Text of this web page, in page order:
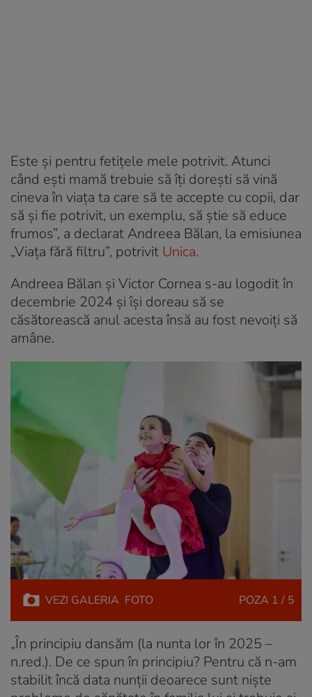
Este și pentru fetițele mele potrivit. Atunci
când ești mamă trebuie să îți dorești să vină
cineva în viața ta care să te accepte cu copii, dar
să și fie potrivit, un exemplu, să știe să educe
frumos”, a declarat Andreea Bălan, la emisiunea
„Viața fără filtru”, potrivit Unica.
Andreea Bălan și Victor Cornea s-au logodit în
decembrie 2024 și își doreau să se
căsătorească anul acesta însă au fost nevoiți să
amâne.
VEZI GALERIA FOTO POZA 1 / 5
„În principiu dansăm (la nunta lor în 2025 –
n.red.). De ce spun în principiu? Pentru că n-am
stabilit încă data nunții deoarece sunt niște